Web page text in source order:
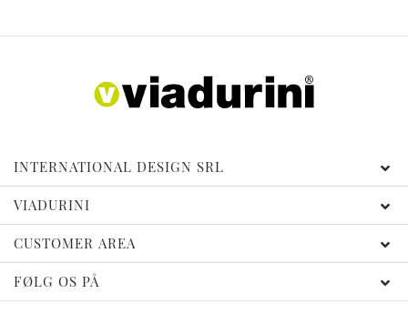
INTERNATIONAL DESIGN SRL
VIADURINI
CUSTOMER AREA
FØLG OS PÅ